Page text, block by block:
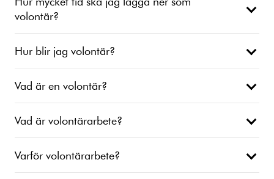
volontär?
Hur blir jag volontär?
Vad är en volontär?
Vad är volontärarbete?
Varför volontärarbete?